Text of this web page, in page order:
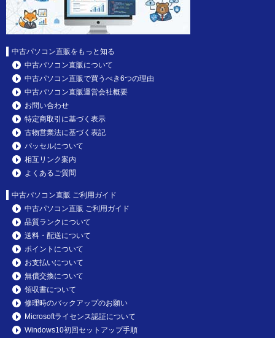
中古パソコン直販をもっと知る
中古パソコン直販について
中古パソコン直販で買うべき6つの理由
中古パソコン直販運営会社概要
お問い合わせ
特定商取引に基づく表示
古物営業法に基づく表記
パッセルについて
相互リンク案内
よくあるご質問
中古パソコン直販 ご利用ガイド
中古パソコン直販 ご利用ガイド
品質ランクについて
送料・配送について
ポイントについて
お支払いについて
無償交換について
領収書について
修理時のバックアップのお願い
Microsoftライセンス認証について
Windows10初回セットアップ手順